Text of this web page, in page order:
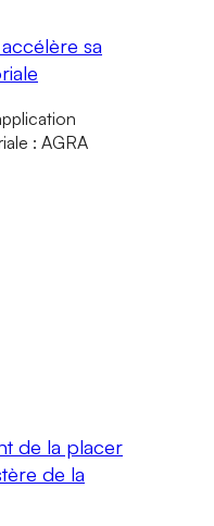
sa
: AGRA
de la placer
de la